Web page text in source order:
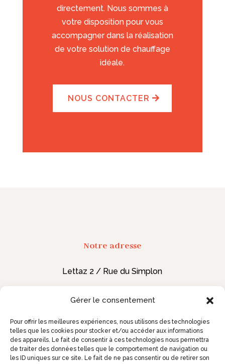
Gérer le consentement
Pour offrir les meilleures expériences, nous utilisons des technologies
telles que les cookies pour stocker et/ou accéder aux informations
des appareils. Le fait de consentir à ces technologies nous permettra
de traiter des données telles que le comportement de navigation ou
les ID uniques sur ce site. Le fait de ne pas consentir ou de retirer son
directement. Nous sommes à
votre disposition pour vous
accompagner dans la réalisation
de votre solution de chauffage
idéale.
NOUS CONTACTER
Notre adresse
Lettaz 2 / Rue du Simplon
Nous contacter
contact@inserts.ch